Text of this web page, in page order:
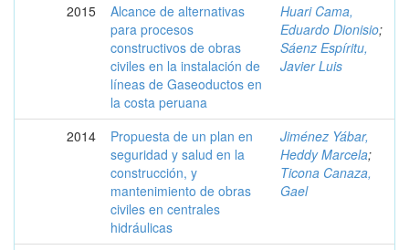
2015
Alcance de alternativas
para procesos
constructivos de obras
civiles en la instalación de
líneas de Gaseoductos en
la costa peruana
Huari Cama,
Eduardo Dionisio;
Sáenz Espíritu,
Javier Luis
2014
Propuesta de un plan en
seguridad y salud en la
construcción, y
mantenimiento de obras
civiles en centrales
hidráulicas
Jiménez Yábar,
Heddy Marcela;
Ticona Canaza,
Gael